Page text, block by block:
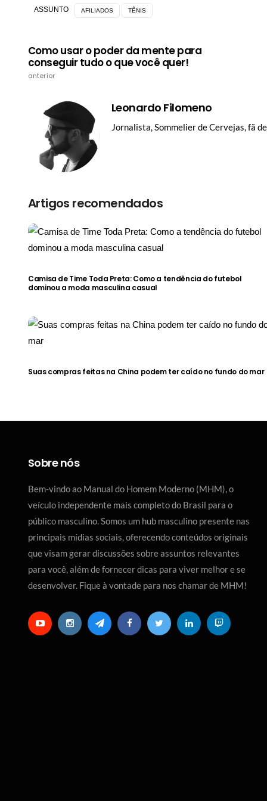
ASSUNTO AFILIADOS TÊNIS
Como usar o poder da mente para
conseguir tudo o que você quer!
anterior
Leonardo Filomeno
Jornalista, Sommelier de Cervejas, fã
Artigos recomendados
Camisa de Time Toda Preta: Como a tendência do futebol
dominou a moda masculina casual
Suas compras feitas na China podem ter caído no fundo do mar
Sobre nós
Bem-vindo ao Manual do Homem Moderno (MHM), o
veículo independente mais completo do Brasil para o
público masculino. Somos um hub masculino presente nas
principais mídias sociais, oferecendo conteúdos originais
que visam gerar discussões sobre assuntos relevantes
para você, além de fornecer dicas para viver melhor e se
desenvolver. Fique à vontade para nos chamar de MHM!